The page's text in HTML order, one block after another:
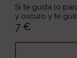
Si te gusta lo
y oscuro y te
7 €